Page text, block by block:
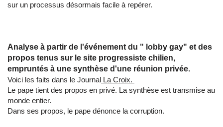
sur un processus désormais facile à repérer.
Analyse à partir de l'événement du " lobby gay" et des
propos tenus sur le site progressiste chilien,
empruntés à une synthèse d'une réunion privée.
Voici les faits dans le Journal La Croix.
Le pape tient des propos en privé. La synthèse est transmise au
monde entier.
Dans ses propos, le pape dénonce la corruption.